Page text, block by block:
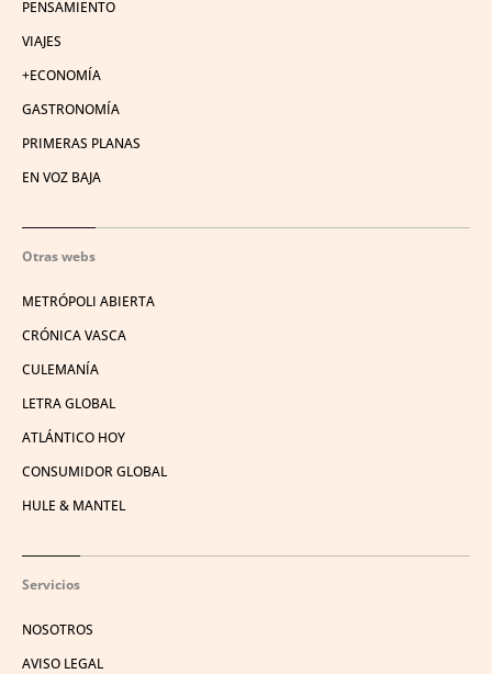
PENSAMIENTO
VIAJES
+ECONOMÍA
GASTRONOMÍA
PRIMERAS PLANAS
EN VOZ BAJA
Otras webs
METRÓPOLI ABIERTA
CRÓNICA VASCA
CULEMANÍA
LETRA GLOBAL
ATLÁNTICO HOY
CONSUMIDOR GLOBAL
HULE & MANTEL
Servicios
NOSOTROS
AVISO LEGAL